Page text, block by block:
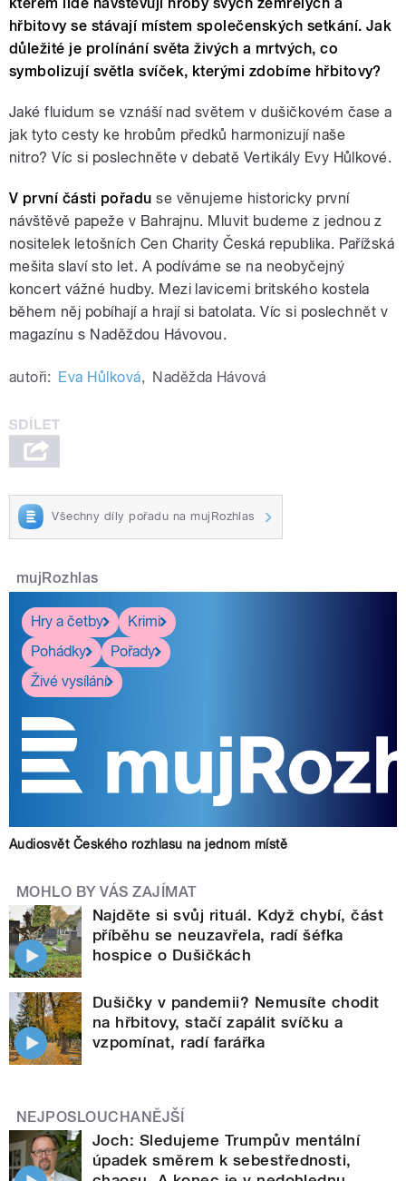
hřbitovy se stávají místem společenských setkání. Jak
důležité je prolínání světa živých a mrtvých, co
symbolizují světla svíček, kterými zdobíme hřbitovy?
Jaké fluidum se vznáší nad světem v dušičkovém čase a
jak tyto cesty ke hrobům předků harmonizují naše
nitro? Víc si poslechněte v debatě Vertikály Evy Hůlkové.
V první části pořadu se věnujeme historicky první
návštěvě papeže v Bahrajnu. Mluvit budeme z jednou z
nositelek letošních Cen Charity Česká republika. Pařížská
mešita slaví sto let. A podíváme se na neobyčejný
koncert vážné hudby. Mezi lavicemi britského kostela
během něj pobíhají a hrají si batolata. Víc si poslechnět v
magazínu s Naděždou Hávovou.
autoři: Eva Hůlková, Naděžda Hávová
Všechny díly pořadu na mujRozhlas
mujRozhlas
Hry a četby
Krimi
Pohádky
Pořady
Živé vysílání
Audiosvět Českého rozhlasu na jednom místě
MOHLO BY VÁS ZAJÍMAT
Najděte si svůj rituál. Když chybí, část
příběhu se neuzavřela, radí šéfka
hospice o Dušičkách
Dušičky v pandemii? Nemusíte chodit
na hřbitovy, stačí zapálit svíčku a
vzpomínat, radí farářka
NEJPOSLOUCHANĚJŠÍ
Joch: Sledujeme Trumpův mentální
úpadek směrem k sebestřednosti,